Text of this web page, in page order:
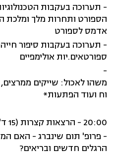
- תערוכה בעקבות
הספורט ותחרות מלך ומלכת
אדמס לספורט
- תערוכה בעקבות סיפור
ספורטאים.יות אולימפיים
-
משהו לאכול: שייקים
וח ועוד הפתעות*
20:00 - הרצאות קצרות (15 ד' להרצאה) באולם:
- פרופ' תום שינברג - האם
הרגלים חדשים ובריאים?